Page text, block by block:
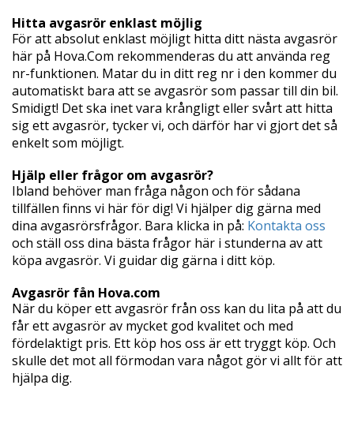
Hitta avgasrör enklast möjlig
För att absolut enklast möjligt hitta ditt nästa avgasrör
här på Hova.Com rekommenderas du att använda reg
nr-funktionen. Matar du in ditt reg nr i den kommer du
automatiskt bara att se avgasrör som passar till din bil.
Smidigt! Det ska inet vara krångligt eller svårt att hitta
sig ett avgasrör, tycker vi, och därför har vi gjort det så
enkelt som möjligt.
Hjälp eller frågor om avgasrör?
Ibland behöver man fråga någon och för sådana
tillfällen finns vi här för dig! Vi hjälper dig gärna med
dina avgasrörsfrågor. Bara klicka in på: Kontakta oss
och ställ oss dina bästa frågor här i stunderna av att
köpa avgasrör. Vi guidar dig gärna i ditt köp.
Avgasrör fån Hova.com
När du köper ett avgasrör från oss kan du lita på att du
får ett avgasrör av mycket god kvalitet och med
fördelaktigt pris. Ett köp hos oss är ett tryggt köp. Och
skulle det mot all förmodan vara något gör vi allt för att
hjälpa dig.